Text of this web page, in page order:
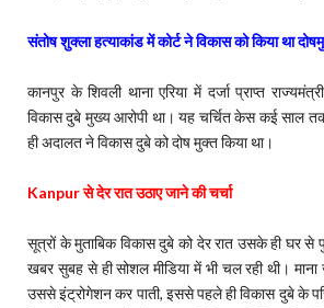
संतोष शुक्ला हत्याकांड में कोर्ट ने विकास को किया था
कानपुर के शिवली थाना एरिया में दर्जा प्राप्त
विकास दुबे मुख्य आरोपी था। यह चर्चित केस कई साल
ही अदालत ने विकास दुबे को दोष मुक्त किया था।
Kanpur से देर रात उठाए जाने की चर्चा
सूत्रों के मुताबिक विकास दुबे को देर रात उसके ही घर से
खबर सुबह से ही सोशल मीडिया में भी चल रही थी। माना
उससे इंट्रोगेशन कर पाती, इससे पहले ही विकास दुबे के